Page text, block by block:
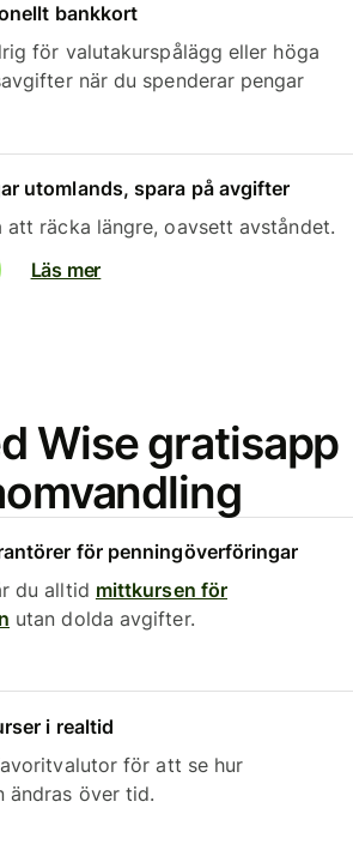
bankkort
för valutakurspålägg eller höga
när du spenderar pengar
utomlands, spara på avgifter
att räcka längre, oavsett avståndet.
Läs mer
Wise gratisapp
för penningöverföringar
du alltid mittkursen för
utan dolda avgifter.
i realtid
för att se hur
ändras över tid.